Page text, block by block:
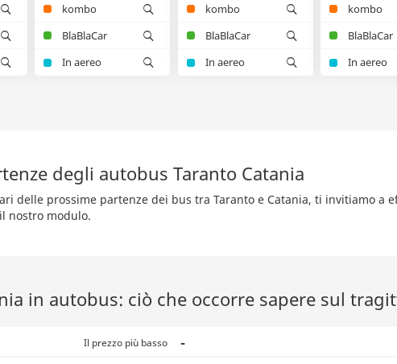
kombo
BlaBlaCar
In aereo
kombo
BlaBlaCar
In aereo
kombo
BlaBlaCar
In aereo
degli autobus Taranto Catania
delle prossime partenze dei bus tra Taranto e Catania, ti invitiamo a
nostro modulo.
in autobus: ciò che occorre sapere sul
Il prezzo più basso -